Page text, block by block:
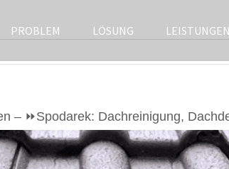
PROBLEM LÖSUNG LEISTUNGEN
– ⏩Spodarek: Dachreinigung,